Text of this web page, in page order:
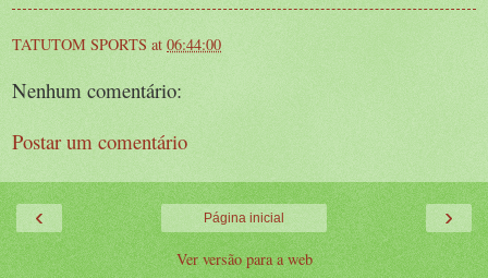
TATUTOM SPORTS at 06:44:00
Nenhum comentário:
Postar um comentário
‹ ›
Página inicial
Ver versão para a web